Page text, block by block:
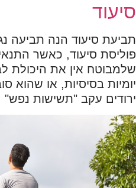
סיעוד
תביעת סיעוד הנה תביעה
פוליסת סיעוד, כאשר
שלמבוטח אין את היכולת
יומיות בסיסיות, או שהוא
ירודים עקב "תשישות נפש"